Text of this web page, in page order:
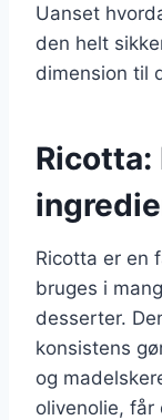
Uanset
den helt
dimension til
Ricotta:
Ricotta er en
bruges i
desserter.
konsistens
og
olivenolie, får